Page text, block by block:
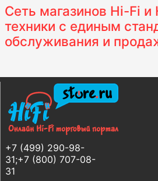
Сеть магазинов Hi-Fi и
техники с единым
обслуживания и
+7 (499) 290-98-
31;+7 (800) 707-08-
31